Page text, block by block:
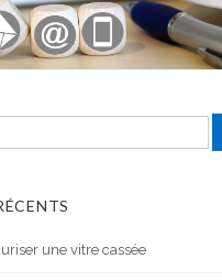
une vitre cassée